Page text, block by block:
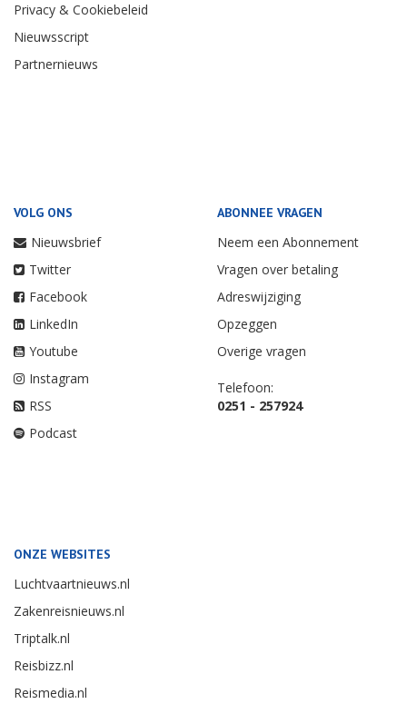
Privacy & Cookiebeleid
Nieuwsscript
Partnernieuws
VOLG ONS
Nieuwsbrief
Twitter
Facebook
LinkedIn
Youtube
Instagram
RSS
Podcast
ABONNEE VRAGEN
Neem een Abonnement
Vragen over betaling
Adreswijziging
Opzeggen
Overige vragen
Telefoon:
0251 - 257924
ONZE WEBSITES
Luchtvaartnieuws.nl
Zakenreisnieuws.nl
Triptalk.nl
Reisbizz.nl
Reismedia.nl